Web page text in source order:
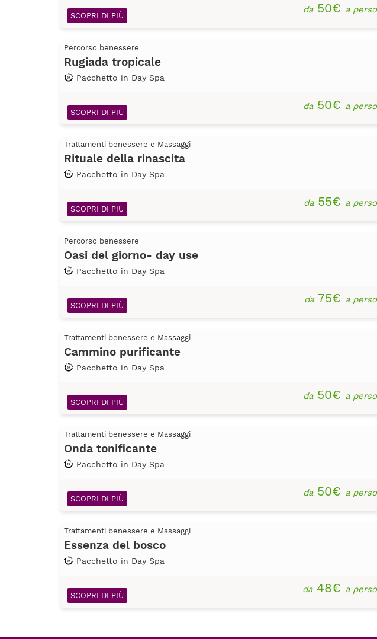
da50€ a
SCOPRI DI PIÙ
Percorso benessere
Rugiada tropicale
Pacchetto in Day Spa
da50€ a
SCOPRI DI PIÙ
Trattamenti benessere e Massaggi
Rituale della rinascita
Pacchetto in Day Spa
da55€ a
SCOPRI DI PIÙ
Percorso benessere
Oasi del giorno- day use
Pacchetto in Day Spa
da75€ a
SCOPRI DI PIÙ
Trattamenti benessere e Massaggi
Cammino purificante
Pacchetto in Day Spa
da50€ a
SCOPRI DI PIÙ
Trattamenti benessere e Massaggi
Onda tonificante
Pacchetto in Day Spa
da50€ a
SCOPRI DI PIÙ
Trattamenti benessere e Massaggi
Essenza del bosco
Pacchetto in Day Spa
da48€ a
SCOPRI DI PIÙ